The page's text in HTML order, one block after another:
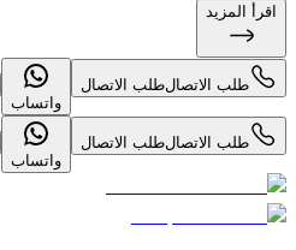
اقرأ المزيد
طلب الاتصالطلب الاتصال
واتساب
طلب الاتصالطلب الاتصال
واتساب